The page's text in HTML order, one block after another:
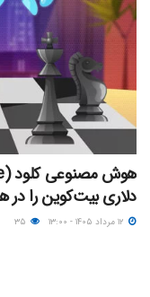
دلاری بیت‌کوین را